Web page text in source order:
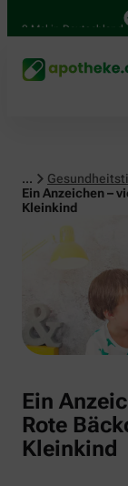
Mal in Deutschland
...
Ein Anzeichen –
Kleinkind
Haut, Haare &
Ein
Rote
Kleinkind